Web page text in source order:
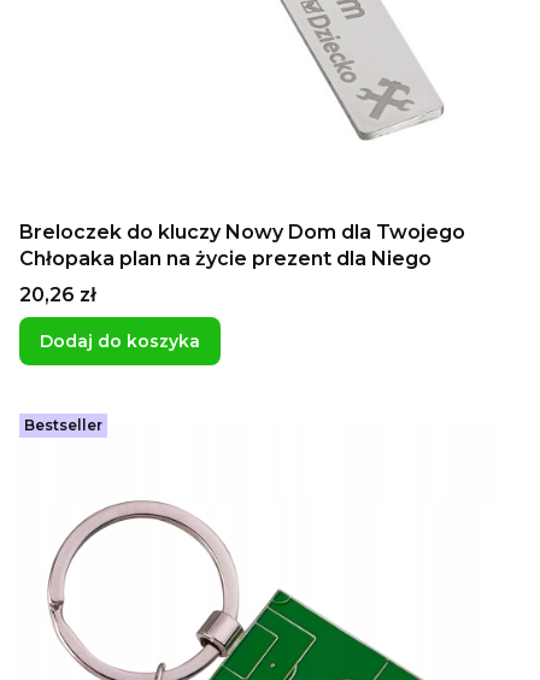
Breloczek do kluczy Nowy Dom dla Twojego
Chłopaka plan na życie prezent dla Niego
Cena
20,26 zł
Dodaj do koszyka
Bestseller